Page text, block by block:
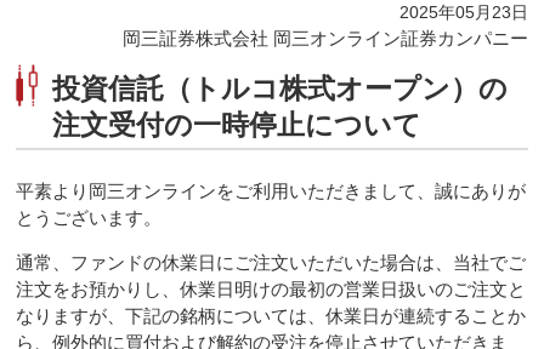
2025年05月23日
岡三証券株式会社 岡三オンライン証券カンパニー
投資信託（トルコ株式オープン）の
注文受付の一時停止について
平素より岡三オンラインをご利用いただきまして、誠にありが
とうございます。
通常、ファンドの休業日にご注文いただいた場合は、当社でご
注文をお預かりし、休業日明けの最初の営業日扱いのご注文と
なりますが、下記の銘柄については、休業日が連続することか
ら、例外的に買付および解約の受注を停止させていただきま